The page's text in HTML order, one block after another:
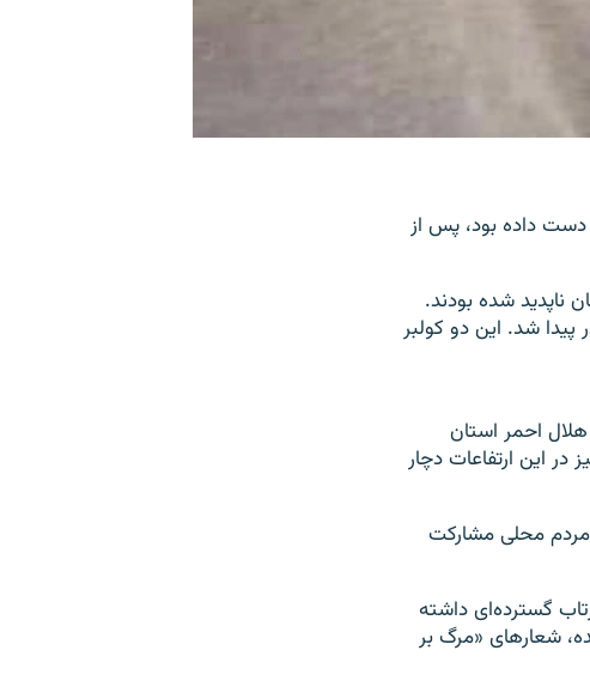
را از دست داده بود،‌ پس از
ژالانه کردستان ناپدید شده بودند.
خسروی روز چهارشنبه ۲۷ آذر و جسد فرهاد خسروی روز جمعه ۲۹ آذر پیدا شد. این دو کولبر
احمر استان
این ارتفاعات دچار
مردم محلی مشارکت
گسترده‌ای داشته
شعارهای «مرگ بر